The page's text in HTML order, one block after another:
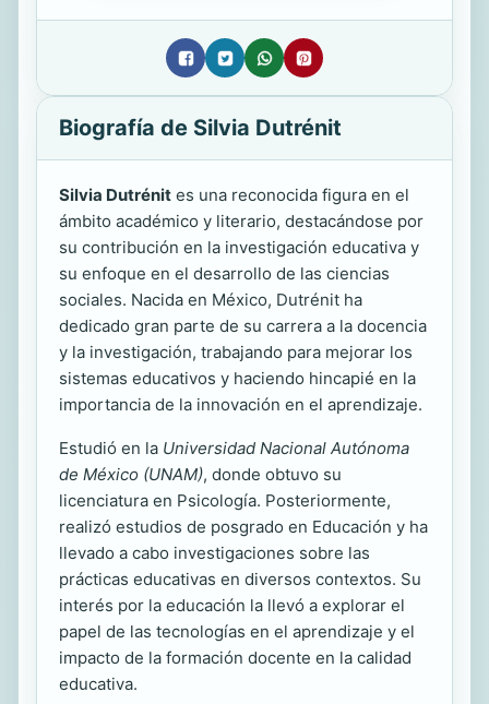
Biografía de Silvia Dutrénit
Silvia Dutrénit es una reconocida figura en el
ámbito académico y literario, destacándose por
su contribución en la investigación educativa y
su enfoque en el desarrollo de las ciencias
sociales. Nacida en México, Dutrénit ha
dedicado gran parte de su carrera a la docencia
y la investigación, trabajando para mejorar los
sistemas educativos y haciendo hincapié en la
importancia de la innovación en el aprendizaje.
Estudió en la Universidad Nacional Autónoma
de México (UNAM), donde obtuvo su
licenciatura en Psicología. Posteriormente,
realizó estudios de posgrado en Educación y ha
llevado a cabo investigaciones sobre las
prácticas educativas en diversos contextos. Su
interés por la educación la llevó a explorar el
papel de las tecnologías en el aprendizaje y el
impacto de la formación docente en la calidad
educativa.